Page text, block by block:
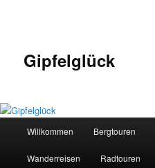
Gipfelglück
Willkommen Bergtouren
Wanderreisen Radtouren